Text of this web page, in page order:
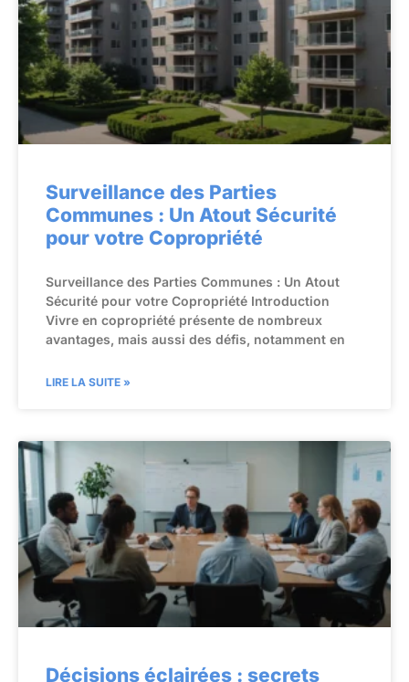
Surveillance des Parties
Communes : Un Atout Sécurité
pour votre Copropriété
Surveillance des Parties Communes : Un Atout
Sécurité pour votre Copropriété Introduction
Vivre en copropriété présente de nombreux
avantages, mais aussi des défis, notamment en
LIRE LA SUITE »
Décisions éclairées : secrets